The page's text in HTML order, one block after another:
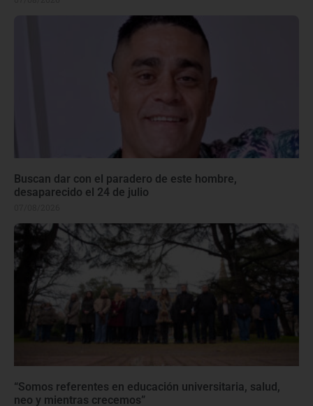
Buscan dar con el paradero de este hombre,
desaparecido el 24 de julio
“Somos referentes en educación universitaria, salud,
neo y mientras crecemos”